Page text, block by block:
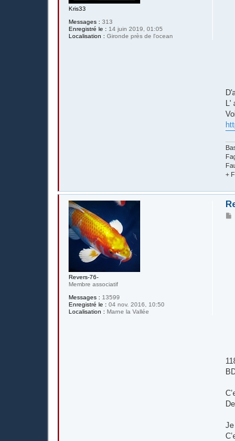
Kris33
Messages : 313
Enregistré le : 14 juin 2019, 01:05
Localisation : Gironde près de l'ocean
L'
+
Revers-76-
Membre associatif
Messages : 13599
Enregistré le : 04 nov. 2016, 10:50
Localisation : Marne la Vallée